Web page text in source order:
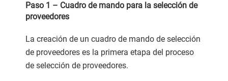
Paso 1 – Cuadro de mando para la selección de
proveedores
La creación de un cuadro de mando de selección
de proveedores es la primera etapa del proceso
de selección de proveedores.